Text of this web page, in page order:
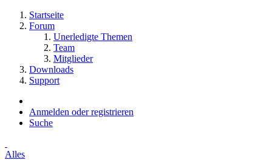
Startseite
Forum
Unerledigte Themen
Team
Mitglieder
Downloads
Support
Anmelden oder registrieren
Suche
Alles